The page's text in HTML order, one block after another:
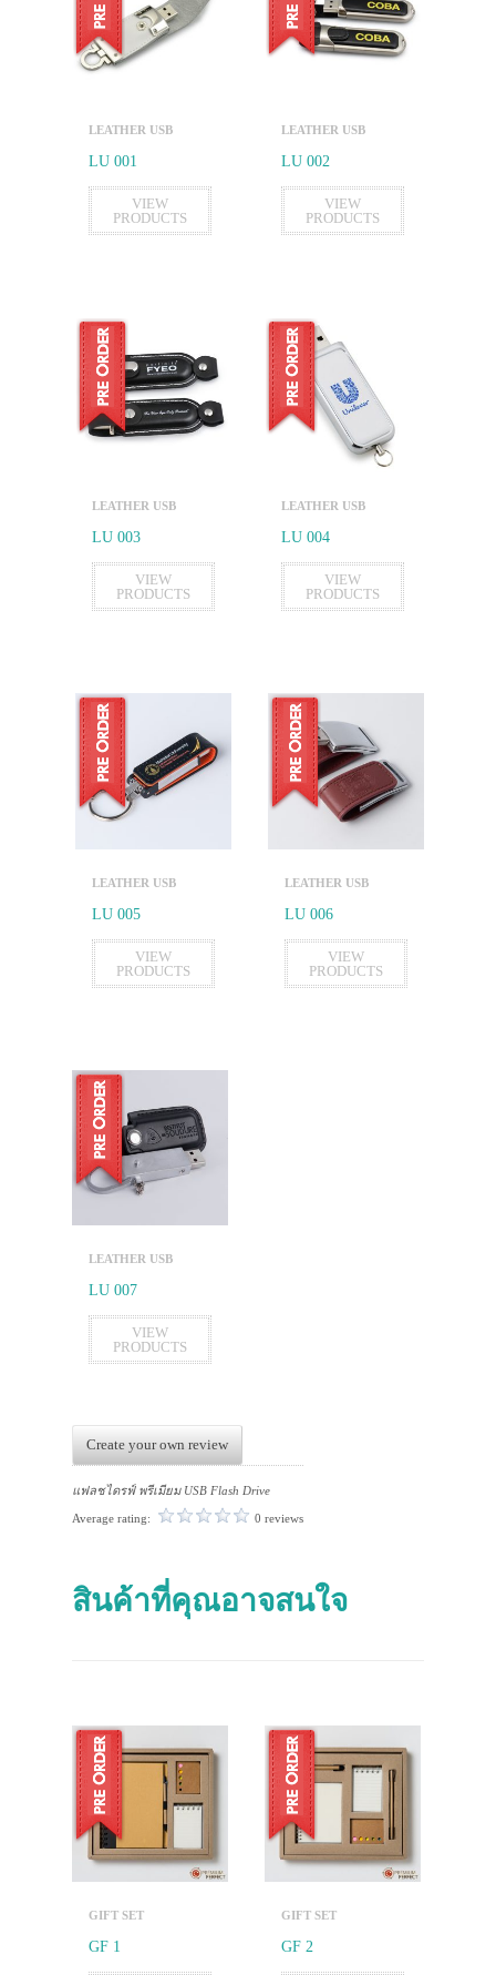
LEATHER USB
LU 001
VIEW
PRODUCTS
LEATHER USB
LU 002
VIEW
PRODUCTS
LEATHER USB
LU 003
VIEW
PRODUCTS
LEATHER USB
LU 004
VIEW
PRODUCTS
LEATHER USB
LU 005
VIEW
PRODUCTS
LEATHER USB
LU 006
VIEW
PRODUCTS
LEATHER USB
LU 007
VIEW
PRODUCTS
Create your own review
แฟลชไดรฟ์ พรีเมียม USB Flash Drive
Average rating: 0 reviews
สินค้าที่คุณอาจสนใจ
GIFT SET
GF 1
GIFT SET
GF 2